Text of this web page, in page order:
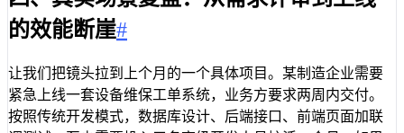
的效能断崖#
让我们把镜头拉到上个月的一个具体项目。某制造企业需要
紧急上线一套设备维保工单系统，业务方要求两周内交付。
按照传统开发模式，数据库设计、后端接口、前端页面加联